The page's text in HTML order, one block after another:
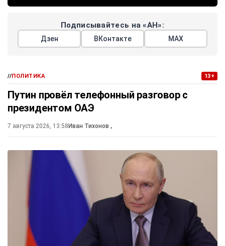
Подписывайтесь на «АН»:
Дзен ВКонтакте МАХ
//ПОЛИТИКА 13+
Путин провёл телефонный разговор с
президентом ОАЭ
7 августа 2026, 13:58 Иван Тихонов ,